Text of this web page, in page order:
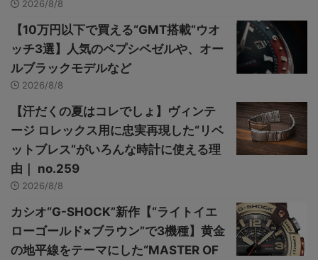
2026/8/8
【10万円以下で買える“GMT搭載”ウオ
ッチ3選】人気のペプシベゼルや、オー
ルブラックモデルなど
2026/8/8
【汗だくの夏はコレでしょ】ヴィンテ
ージ ロレックス用に忠実再現した“リベ
ットブレス”がいろんな時計に使える理
由｜ no.259
2026/8/8
カシオ“G-SHOCK”新作【“ライトイエ
ローゴールド×ブラウン”で3機種】黄金
の地平線をテーマにした“MASTER OF